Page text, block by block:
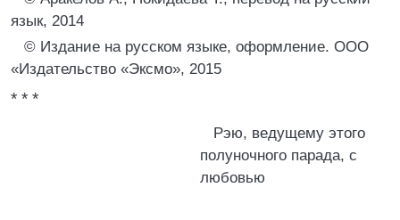
язык, 2014
© Издание на русском языке, оформление. ООО
«Издательство «Эксмо», 2015
* * *
Рэю, ведущему этого
полуночного парада, с
любовью